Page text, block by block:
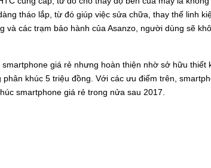
tháo lắp, từ đó giúp việc sửa chữa, thay thế linh
các trạm bảo hành của Asanzo, người dùng sẽ
giá rẻ nhưng hoàn thiện nhờ sở hữu thiết
khúc 5 triệu đồng. Với các ưu điểm trên,
smartphone giá rẻ trong nửa sau 2017.